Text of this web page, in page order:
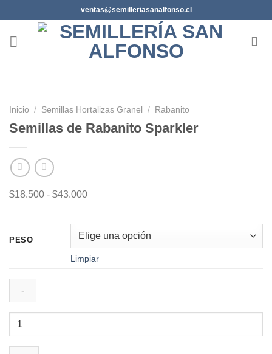
al
contenido
ventas@semilleriasanalfonso.cl
Inicio / Semillas Hortalizas Granel / Rabanito
Semillas de Rabanito Sparkler
$18.500 - $43.000Rango
precios:
desde
$18.500
PESO
Limpiar
Semillas
Rabanito